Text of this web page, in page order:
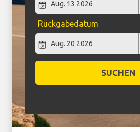
Rückgabedatum
SUCHEN